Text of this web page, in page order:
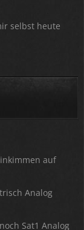
selbst heute
auf
Analog
Sat1 Analog